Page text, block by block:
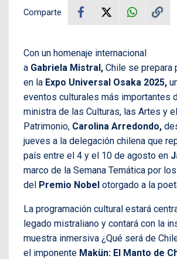
Comparte
Con un homenaje internacional
a Gabriela Mistral, Chile se prepara
en la Expo Universal Osaka 2025,
eventos culturales más importantes
ministra de las Culturas, las Artes y el
Patrimonio, Carolina Arredondo,
jueves a la delegación chilena que
país entre el 4 y el 10 de agosto en
marco de la Semana Temática por
del Premio Nobel otorgado a la
La programación cultural estará
legado mistraliano y contará con la
muestra inmersiva ¿Qué será de
el imponente Makün: El Manto de